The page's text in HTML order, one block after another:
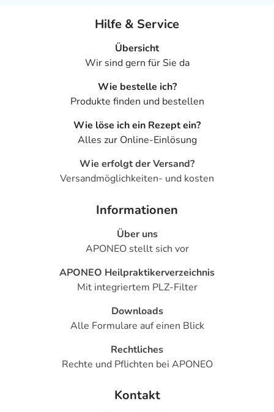
Hilfe & Service
Übersicht
Wir sind gern für Sie da
Wie bestelle ich?
Produkte finden und bestellen
Wie löse ich ein Rezept ein?
Alles zur Online-Einlösung
Wie erfolgt der Versand?
Versandmöglichkeiten- und kosten
Informationen
Über uns
APONEO stellt sich vor
APONEO Heilpraktikerverzeichnis
Mit integriertem PLZ-Filter
Downloads
Alle Formulare auf einen Blick
Rechtliches
Rechte und Pflichten bei APONEO
Kontakt